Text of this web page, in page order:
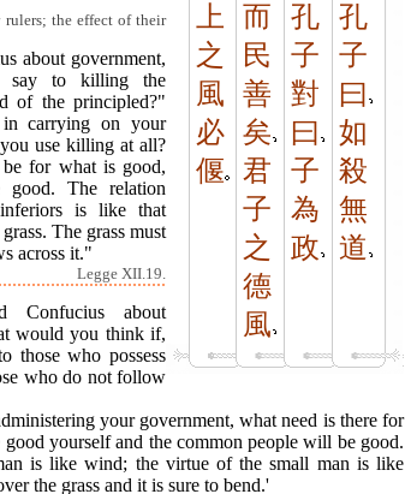
上
之
風
必
偃
而
民
善
矣
君
子
之
德
風
孔
子
對
曰
子
為
政
孔
子
曰
如
殺
無
道
the effect of their
about government,
say to killing the
of the principled?"
carrying on your
use killing at all?
for what is good,
The relation
is like that
The grass must
across it."
Legge XII.19.
Confucius about
would you think if,
those who possess
who do not follow
your government, what need is there for
yourself and the common people will be good.
is like wind; the virtue of the small man is like
the grass and it is sure to bend.'